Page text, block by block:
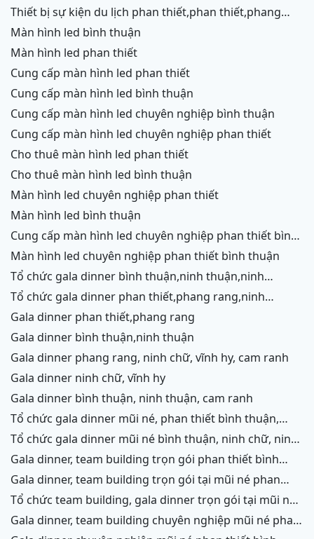
thiết bị sự kiện du lịch phan thiết,phan thiết,phang
rang,ninh chữ,vĩnh hy,cam ranh
màn hình led bình thuận
màn hình led phan thiết
cung cấp màn hình led phan thiết
cung cấp màn hình led bình thuận
cung cấp màn hình led chuyên nghiệp bình thuận
cung cấp màn hình led chuyên nghiệp phan thiết
cho thuê màn hình led phan thiết
cho thuê màn hình led bình thuận
màn hình led chuyên nghiệp phan thiết
màn hình led bình thuận
cung cấp màn hình led chuyên nghiệp phan thiết bình
thuận
màn hình led chuyên nghiệp phan thiết bình thuận
tổ chức gala dinner bình thuận,ninh thuận,ninh
chữ,vĩnh hy,cam ranh
tổ chức gala dinner phan thiết,phang rang,ninh
chữ,vĩnh hy,cam ranh
gala dinner phan thiết,phang rang
gala dinner bình thuận,ninh thuận
gala dinner phang rang, ninh chữ, vĩnh hy, cam ranh
gala dinner ninh chữ, vĩnh hy
gala dinner bình thuận, ninh thuận, cam ranh
tổ chức gala dinner mũi né, phan thiết bình thuận,
ninh thuận, ninh chữ, vĩnh hy, cam ranh
tổ chức gala dinner mũi né bình thuận, ninh chữ, ninh
thuận, cam ranh
gala dinner, team building trọn gói phan thiết bình
thuận, phang rang, ninh thuận, vĩnh hy,cam ranh
gala dinner, team building trọn gói tại mũi né phan
thiết bình thuận, phang rang ninh chữ ninh thuận, cam
tổ chức team building, gala dinner trọn gói tại mũi né
phan thiết bình thuận, phang rang, ninh chữ, vĩnh hy,
ninh thuận, cam ranh
gala dinner, team building chuyên nghiệp mũi né phan
thiết, ninh chữ ninh thuận, vĩnh hy, cam ranh